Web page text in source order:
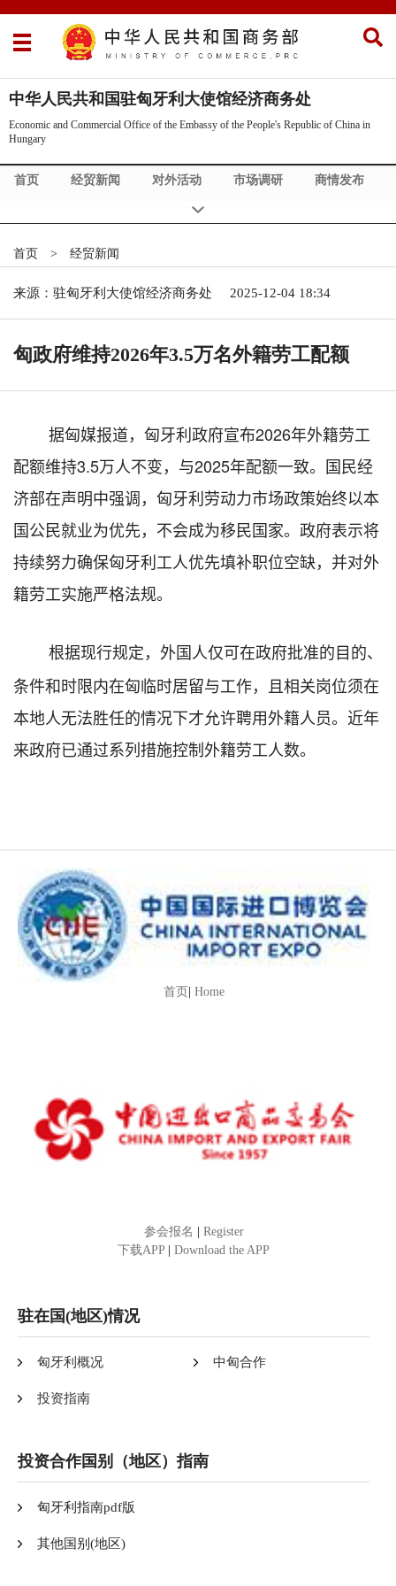
中华人民共和国驻匈牙利大使馆经济商务处
Economic and Commercial Office of the Embassy of the People's Republic of China in
Hungary
首页 经贸新闻 对外活动 市场调研 商情发布
中匈合作
关于我们 Commercial News
Exhibition info Speeches About China
首页 > 经贸新闻
来源：驻匈牙利大使馆经济商务处 2025-12-04 18:34
匈政府维持2026年3.5万名外籍劳工配额
据匈媒报道，匈牙利政府宣布2026年外籍劳工
配额维持3.5万人不变，与2025年配额一致。国民经
济部在声明中强调，匈牙利劳动力市场政策始终以本
国公民就业为优先，不会成为移民国家。政府表示将
持续努力确保匈牙利工人优先填补职位空缺，并对外
籍劳工实施严格法规。
根据现行规定，外国人仅可在政府批准的目的、
条件和时限内在匈临时居留与工作，且相关岗位须在
本地人无法胜任的情况下才允许聘用外籍人员。近年
来政府已通过系列措施控制外籍劳工人数。
首页| Home
参会报名
Register
下载APP
Download the APP
驻在国(地区)情况
匈牙利概况 中匈合作
投资指南
投资合作国别（地区）指南
匈牙利指南pdf版
其他国别(地区)